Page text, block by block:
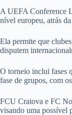
A UEFA Conference
nível europeu, atrás
Ela permite que
disputem
O torneio inclui fases
fase de grupos, com
FCU Craiova e FC
visando uma possível